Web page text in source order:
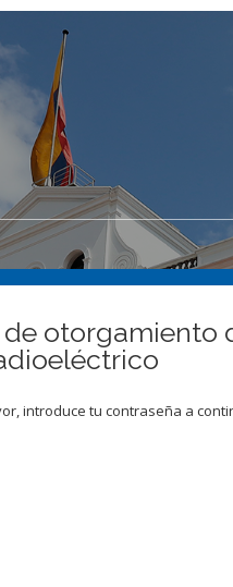
introduce tu contraseña a